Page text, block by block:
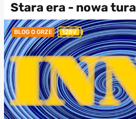
Stara era - nowa tura
BLOG O GRZE 128V